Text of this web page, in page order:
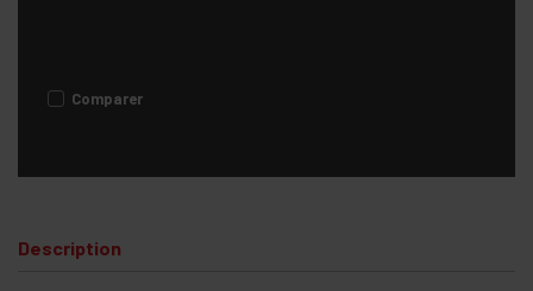
Comparer
Description